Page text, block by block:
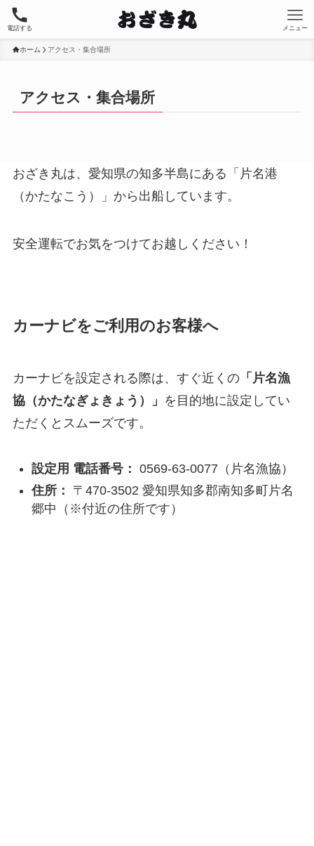
電話する メニュー
ホーム アクセス・集合場所
アクセス・集合場所
おざき丸は、愛知県の知多半島にある「片名港
（かたなこう）」から出船しています。
安全運転でお気をつけてお越しください！
カーナビをご利用のお客様へ
カーナビを設定される際は、すぐ近くの「片名漁
協（かたなぎょきょう）」 を目的地に設定してい
ただくとスムーズです。
設定用 電話番号： 0569-63-0077（片名漁協）
住所：
〒470-3502 愛知県知多郡南知多町片名
郷中（※付近の住所です）